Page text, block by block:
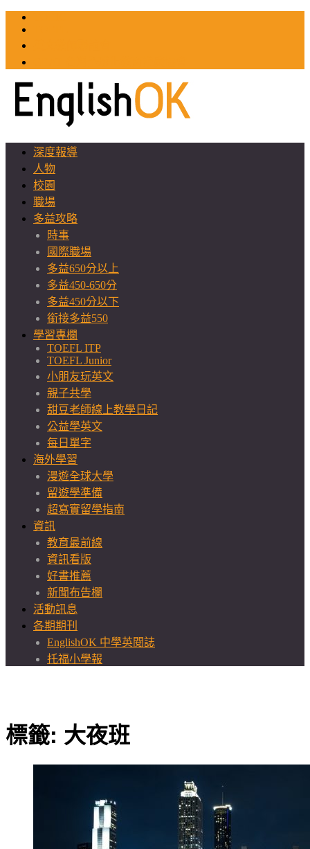
深度報導
人物
校園
職場
多益攻略
時事
國際職場
多益650分以上
多益450-650分
多益450分以下
銜接多益550
學習專欄
TOEFL ITP
TOEFL Junior
小朋友玩英文
親子共學
甜豆老師線上教學日記
公益學英文
每日單字
海外學習
漫遊全球大學
留遊學準備
超寫實留學指南
資訊
教育最前線
資訊看版
好書推薦
新聞布告欄
活動訊息
各期期刊
EnglishOK 中學英閱誌
托福小學報
標籤: 大夜班